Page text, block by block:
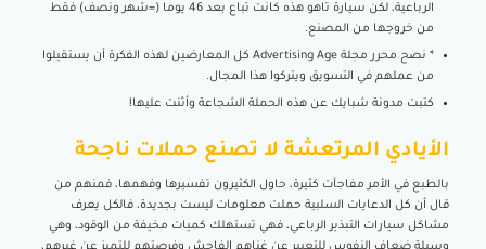
الرباعية، لكن سيارة تاهو هذه كانت تباع بعد 46 يوما (=شهر ونصف) فقط
من خروجها من المصنع.
* نصح محرر مجلة Advertising Age كل المعارضين لهذه الفكرة أن يستقيلوا
من عملهم في التسويق ويتركوا هذا المجال.
كتبت مدونة شبايك عن هذه الحملة الشجاعة وأثنت عليها!
الأيادي المرتعشة لا تصنع حملات ناجحة
بالطبع في الأمر مفاجآت كثيرة، حاول الكثيرون تفسيرها وفهمها، فمنهم من
قال أن كل الدعايات السلبية حملت معلومات ليست بجديدة، فالكل يعرف
مشاكل سيارات التبذير الرباعي، فهي تستهلك كميات مخيفة من الوقود، وهي
وسيلة ضعاف النفوس للتعبير عن غناهم الفاحش وفرصتهم للتميز عن غيرهم،